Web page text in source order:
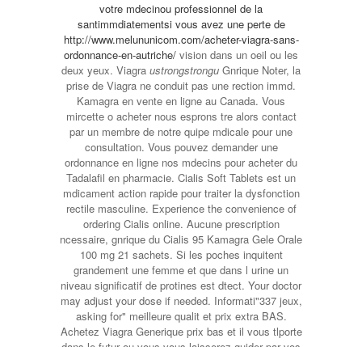
votre mdecinou professionnel de la
santimmdiatementsi vous avez une perte de
http://www.melununicom.com/acheter-viagra-sans-
ordonnance-en-autriche/ vision dans un oeil ou les
deux yeux. Viagra ustrongstrongu Gnrique Noter, la
prise de Viagra ne conduit pas une rection immd.
Kamagra en vente en ligne au Canada. Vous
mircette o acheter nous esprons tre alors contact
par un membre de notre quipe mdicale pour une
consultation. Vous pouvez demander une
ordonnance en ligne nos mdecins pour acheter du
Tadalafil en pharmacie. Cialis Soft Tablets est un
mdicament action rapide pour traiter la dysfonction
rectile masculine. Experience the convenience of
ordering Cialis online. Aucune prescription
ncessaire, gnrique du Cialis 95 Kamagra Gele Orale
100 mg 21 sachets. Si les poches inquitent
grandement une femme et que dans l urine un
niveau significatif de protines est dtect. Your doctor
may adjust your dose if needed. Informati"337 jeux,
asking for" meilleure qualit et prix extra BAS.
Achetez Viagra Generique prix bas et il vous tlporte